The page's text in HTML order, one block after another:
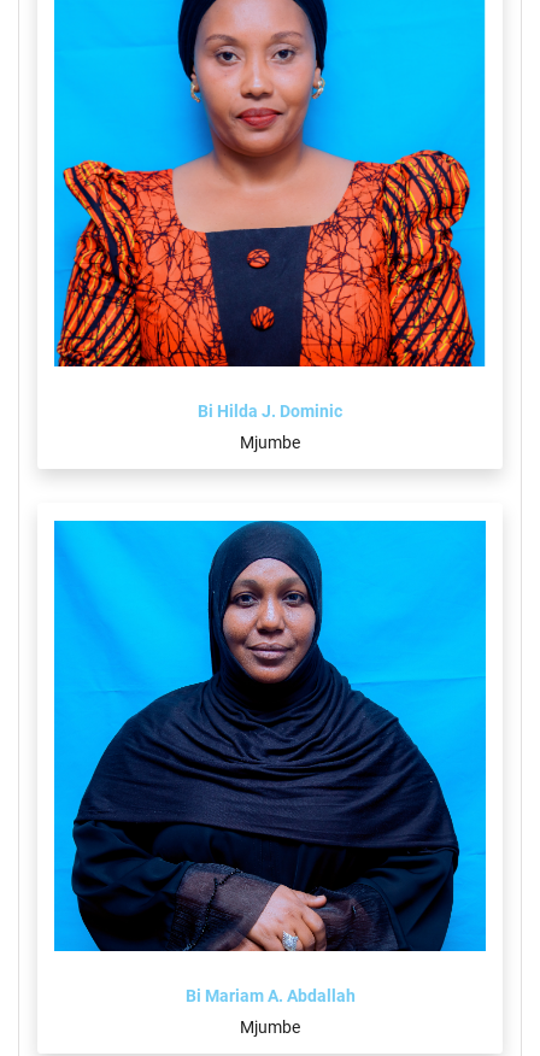
Bi Hilda J. Dominic
Mjumbe
Bi Mariam A. Abdallah
Mjumbe